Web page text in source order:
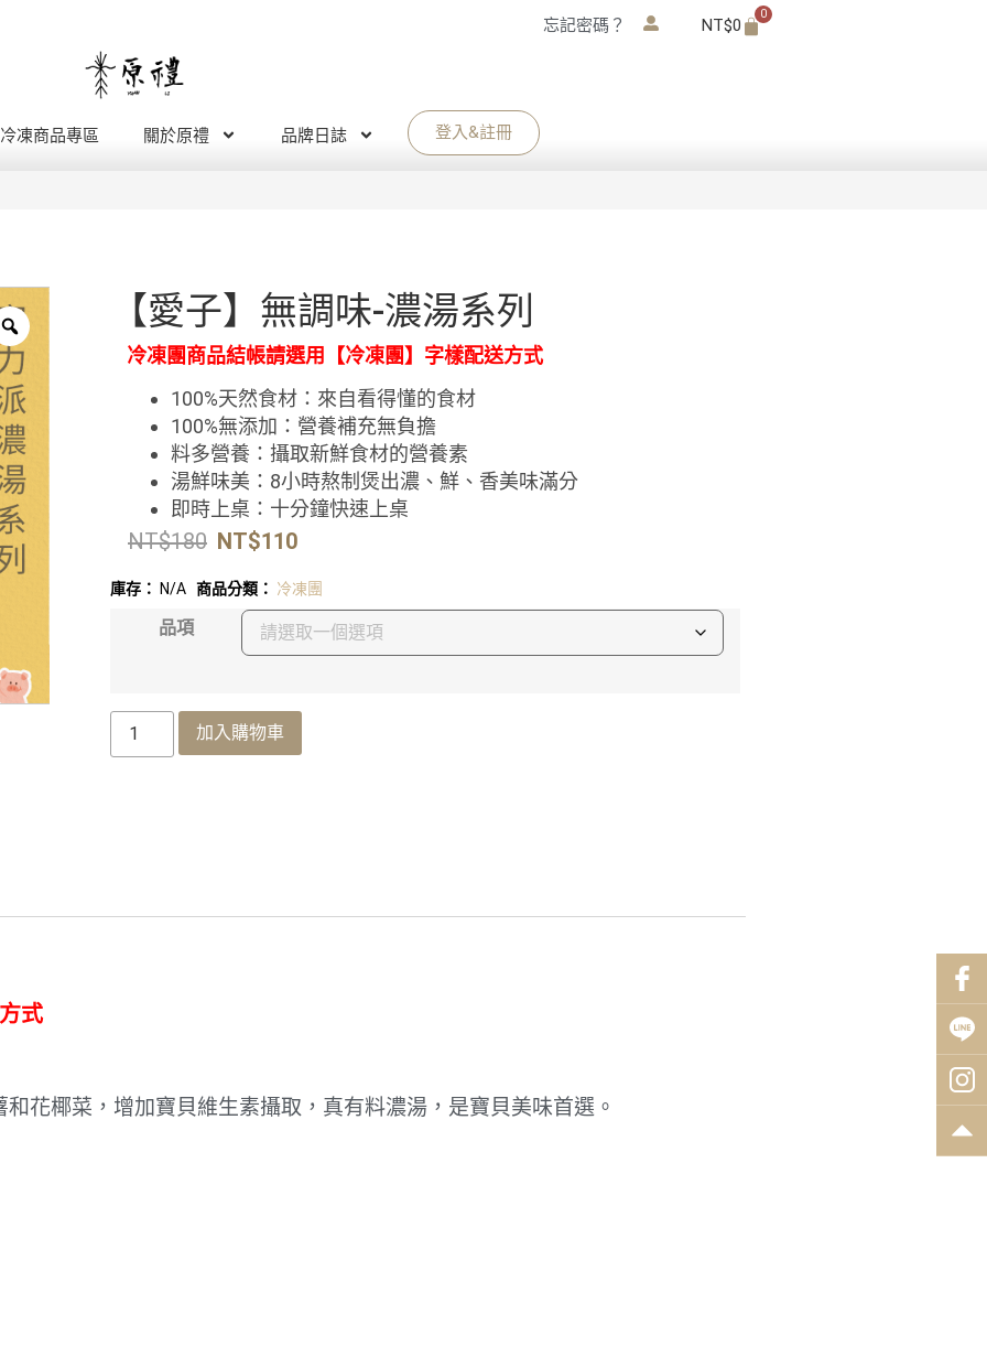
忘記密碼？ NT$0
0
冷凍商品專區 關於原禮 品牌日誌 登入&註冊
【愛子】無調味-濃湯系列
冷凍團商品結帳請選用【冷凍團】字樣配送方式
100%天然食材：來自看得懂的食材
100%無添加：營養補充無負擔
料多營養：攝取新鮮食材的營養素
湯鮮味美：8小時熬制煲出濃、鮮、香美味滿分
即時上桌：十分鐘快速上桌
NT$180 NT$110
庫存： N/A 商品分類： 冷凍團
品項
加入購物車
式
花椰菜，增加寶貝維生素攝取，真有料濃湯，是寶貝美味首選。